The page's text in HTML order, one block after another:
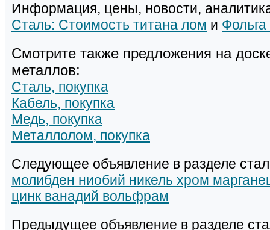
Информация, цены, новости,
Сталь: Стоимость титана лом и Фольга
Смотрите также предложения на
металлов:
Сталь, покупка
Кабель, покупка
Медь, покупка
Металлолом, покупка
Следующее объявление в разделе
молибден ниобий никель хром
цинк ванадий вольфрам
Предыдущее объявление в разделе